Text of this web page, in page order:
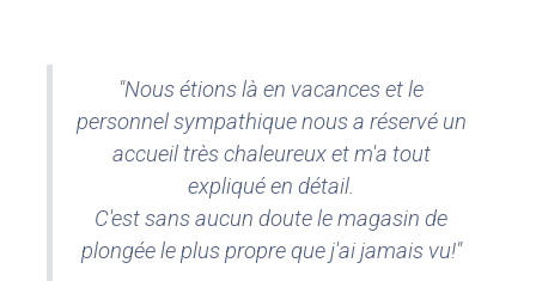
"Nous étions là en vacances et le
personnel sympathique nous a réservé un
accueil très chaleureux et m'a tout
expliqué en détail.
C'est sans aucun doute le magasin de
plongée le plus propre que j'ai jamais vu!"